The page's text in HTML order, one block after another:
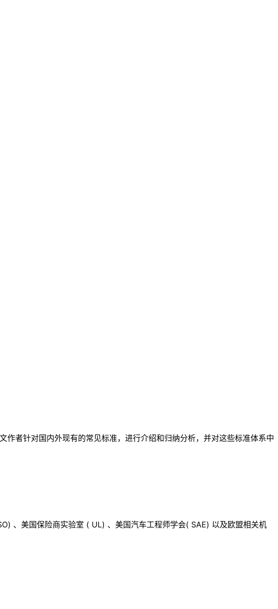
者针对国内外现有的常见标准，进行介绍和归纳分析，并对这些标准体系中
、美国保险商实验室 ( UL) 、美国汽车工程师学会( SAE) 以及欧盟相关机